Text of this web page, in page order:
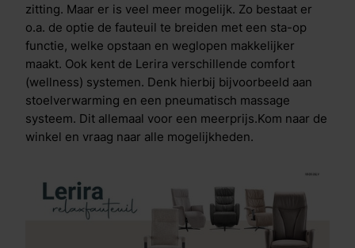
zitting. Maar er is veel meer mogelijk. Zo bestaat er
o.a. de optie de fauteuil te breiden met een sta-op
functie, welke opstaan en weglopen makkelijker
maakt. Ook kent de Lerira verschillende comfort
(wellness) systemen. Denk hierbij bijvoorbeeld aan
stoelverwarming en een pneumatisch massage
systeem. Dit allemaal voor een meerprijs.Kom naar de
winkel en vraag naar alle mogelijkheden.